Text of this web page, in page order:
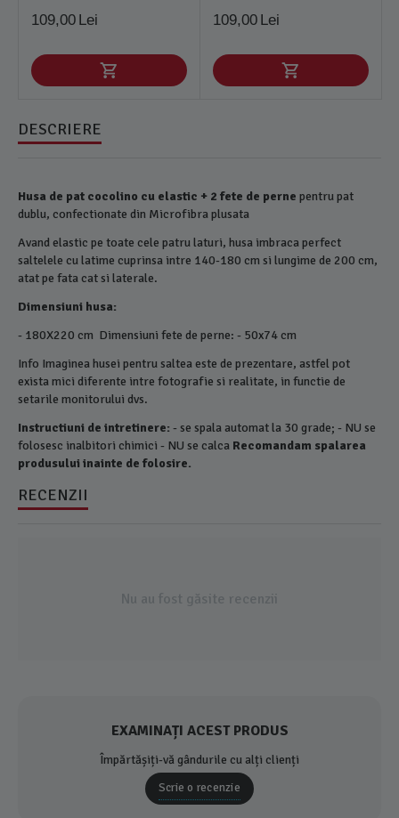
109,00 Lei 109,00 Lei
DESCRIERE
Husa de pat cocolino cu elastic + 2 fete de perne pentru pat
dublu, confectionate din Microfibra plusata
Avand elastic pe toate cele patru laturi, husa imbraca perfect
saltelele cu latime cuprinsa intre 140-180 cm si lungime de 200 cm,
atat pe fata cat si laterale.
Dimensiuni husa:
- 180X220 cm Dimensiuni fete de perne: - 50x74 cm
Info Imaginea husei pentru saltea este de prezentare, astfel pot
exista mici diferente intre fotografie si realitate, in functie de
setarile monitorului dvs.
Instructiuni de intretinere: - se spala automat la 30 grade; - NU se
folosesc inalbitori chimici - NU se calca Recomandam spalarea
produsului inainte de folosire.
RECENZII
Nu au fost găsite recenzii
EXAMINAȚI ACEST PRODUS
Împărtășiți-vă gândurile cu alți clienți
Scrie o recenzie